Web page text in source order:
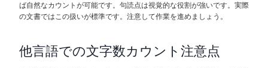
ば自然なカウントが可能です。句読点は視覚的な役割が強いです。実際
の文書ではこの扱いが標準です。注意して作業を進めましょう。
他言語での文字数カウント注意点